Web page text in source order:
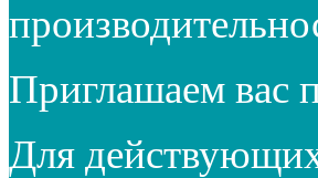
Приглашаем вас
Для